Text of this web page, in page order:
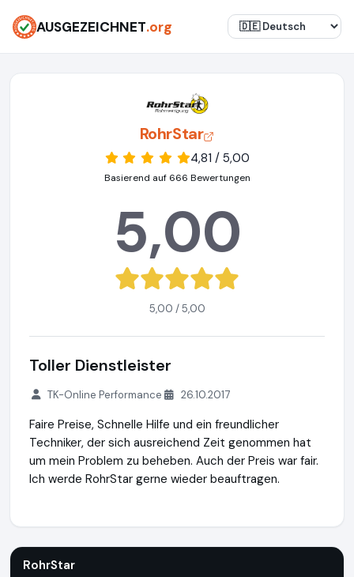
AUSGEZEICHNET.org
RohrStar
4,81 / 5,00
Basierend auf 666 Bewertungen
5,00
5,00 / 5,00
Toller Dienstleister
TK-Online Performance 26.10.2017
Faire Preise, Schnelle Hilfe und ein freundlicher
Techniker, der sich ausreichend Zeit genommen hat
um mein Problem zu beheben. Auch der Preis war fair.
Ich werde RohrStar gerne wieder beauftragen.
RohrStar